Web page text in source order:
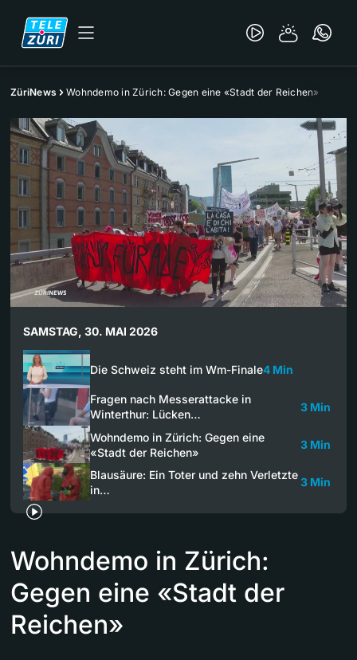
ZüriNews Wohndemo in Zürich: Gegen eine «Stadt der Reichen»
SAMSTAG, 30. MAI 2026
Die Schweiz steht im Wm-Finale4 Min
Fragen nach Messerattacke in
Winterthur: Lücken…
3 Min
Wohndemo in Zürich: Gegen eine
«Stadt der Reichen»
3 Min
Blausäure: Ein Toter und zehn Verletzte
in…
3 Min
Wohndemo in Zürich:
Gegen eine «Stadt der
Reichen»